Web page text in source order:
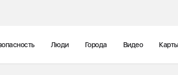
Люди Города Видео Карты